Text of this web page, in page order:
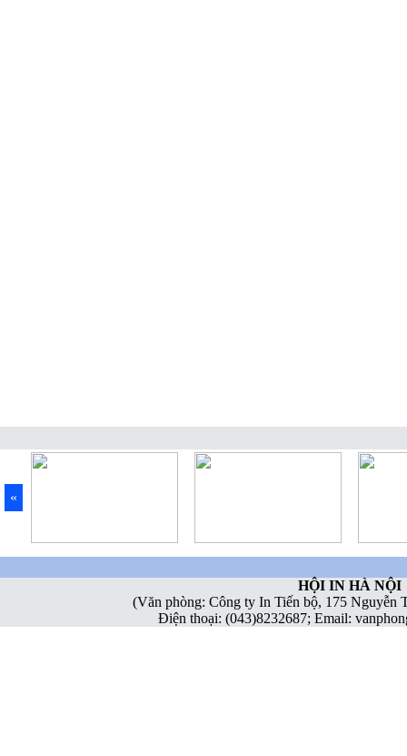
«
HỘI IN HÀ NỘI
(Văn phòng: Công ty In Tiến bộ, 175
Điện thoại: (043)8232687; Email: